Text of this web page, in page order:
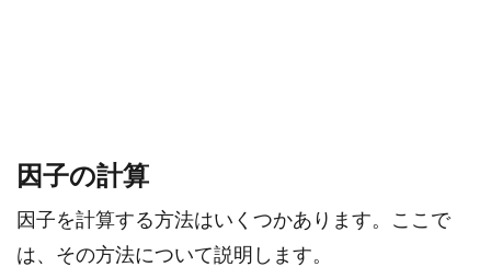
因子の計算
因子を計算する方法はいくつかあります。ここで
は、その方法について説明します。